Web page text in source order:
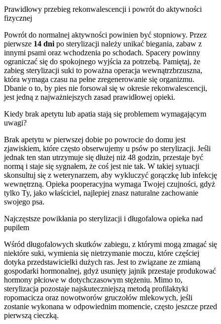
Prawidłowy przebieg rekonwalescencji i powrót do aktywności
fizycznej
Powrót do normalnej aktywności powinien być stopniowy. Przez
pierwsze 14 dni po sterylizacji należy unikać biegania, zabaw z
innymi psami oraz wchodzenia po schodach. Spacery powinny
ograniczać się do spokojnego wyjścia za potrzebą. Pamiętaj, że
zabieg sterylizacji suki to poważna operacja wewnątrzbrzuszna,
która wymaga czasu na pełne zregenerowanie się organizmu.
Dbanie o to, by pies nie forsował się w okresie rekonwalescencji,
jest jedną z najważniejszych zasad prawidłowej opieki.
Kiedy brak apetytu lub apatia stają się problemem wymagającym
uwagi?
Brak apetytu w pierwszej dobie po powrocie do domu jest
zjawiskiem, które często obserwujemy u psów po sterylizacji. Jeśli
jednak ten stan utrzymuje się dłużej niż 48 godzin, przestaje być
normą i staje się sygnałem, że coś jest nie tak. W takiej sytuacji
skonsultuj się z weterynarzem, aby wykluczyć gorączkę lub infekcję
wewnętrzną. Opieka pooperacyjna wymaga Twojej czujności, gdyż
tylko Ty, jako właściciel, najlepiej znasz naturalne zachowanie
swojego psa.
Najczęstsze powikłania po sterylizacji i długofalowa opieka nad
pupilem
Wśród długofalowych skutków zabiegu, z którymi mogą zmagać się
niektóre suki, wymienia się nietrzymanie moczu, które częściej
dotyka przedstawicielki dużych ras. Jest to związane ze zmianą
gospodarki hormonalnej, gdyż usunięty jajnik przestaje produkować
hormony płciowe w dotychczasowym stężeniu. Mimo to,
sterylizacja pozostaje najskuteczniejszą metodą profilaktyki
ropomacicza oraz nowotworów gruczołów mlekowych, jeśli
zostanie wykonana w odpowiednim momencie, często jeszcze przed
pierwszą cieczką.